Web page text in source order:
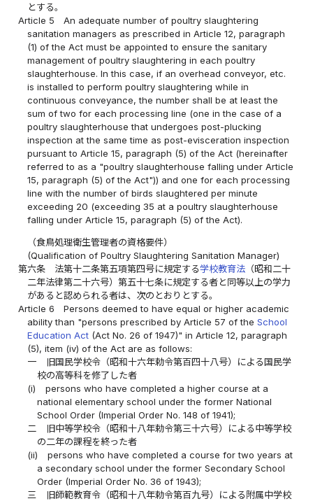
とする。
Article 5
An adequate number of poultry slaughtering
sanitation managers as prescribed in Article 12, paragraph
(1) of the Act must be appointed to ensure the sanitary
management of poultry slaughtering in each poultry
slaughterhouse. In this case, if an overhead conveyor, etc.
is installed to perform poultry slaughtering while in
continuous conveyance, the number shall be at least the
sum of two for each processing line (one in the case of a
poultry slaughterhouse that undergoes post-plucking
inspection at the same time as post-evisceration inspection
pursuant to Article 15, paragraph (5) of the Act (hereinafter
referred to as a "poultry slaughterhouse falling under Article
15, paragraph (5) of the Act")) and one for each processing
line with the number of birds slaughtered per minute
exceeding 20 (exceeding 35 at a poultry slaughterhouse
falling under Article 15, paragraph (5) of the Act).
（食鳥処理衛生管理者の資格要件）
(Qualification of Poultry Slaughtering Sanitation Manager)
第六条
法第十二条第五項第四号に規定する学校教育法 （昭和二十
二年法律第二十六号）第五十七条に規定する者と同等以上の学力
があると認められる者は、次のとおりとする。
Article 6
Persons deemed to have equal or higher academic
ability than "persons prescribed by Article 57 of theSchool
Education Act (Act No. 26 of 1947)" in Article 12, paragraph
(5), item (iv) of the Act are as follows:
一
旧国民学校令（昭和十六年勅令第百四十八号）による国民学
校の高等科を修了した者
(i)
persons who have completed a higher course at a
national elementary school under the former National
School Order (Imperial Order No. 148 of 1941);
二
旧中等学校令（昭和十八年勅令第三十六号）による中等学校
の二年の課程を終った者
(ii)
persons who have completed a course for two years at
a secondary school under the former Secondary School
Order (Imperial Order No. 36 of 1943);
三
旧師範教育令（昭和十八年勅令第百九号）による附属中学校